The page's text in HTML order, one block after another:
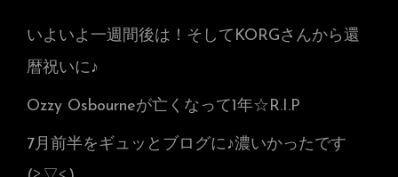
いよいよ一週間後は！そしてKORGさんから還
暦祝いに♪
Ozzy Osbourneが亡くなって1年☆R.I.P
7月前半をギュッとブログに♪濃いかったです